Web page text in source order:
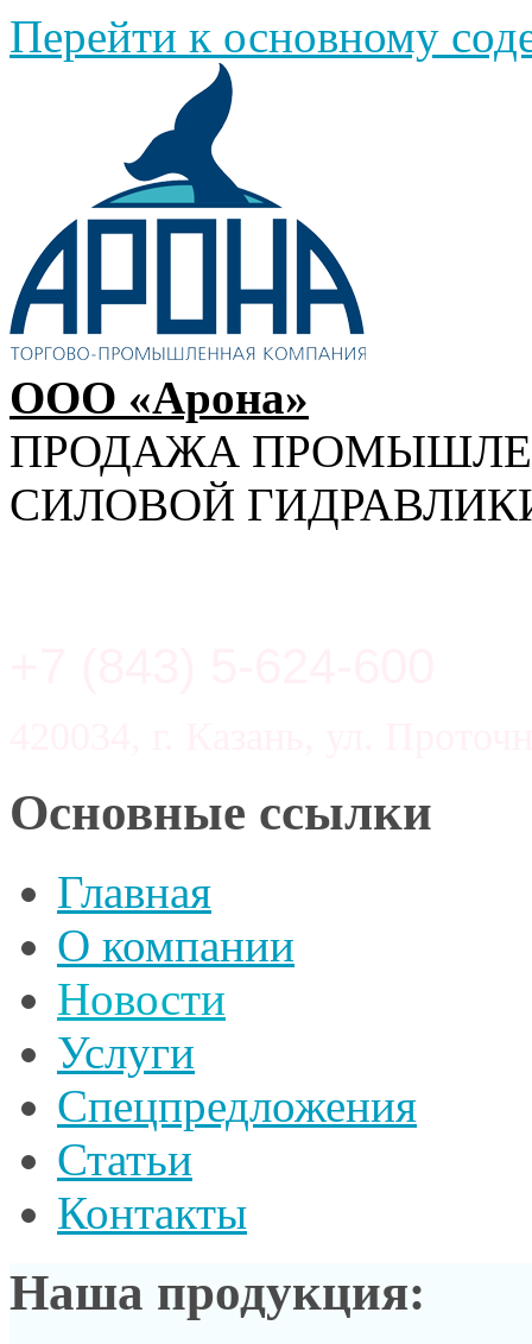
Перейти к основному
ООО «Арона»
ПРОДАЖА
СИЛОВОЙ
Основные ссылки
Главная
О компании
Новости
Услуги
Спецпредложения
Статьи
Контакты
Наша продукция: